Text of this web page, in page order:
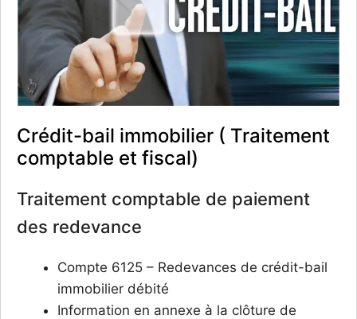
Crédit-bail immobilier ( Traitement
comptable et fiscal)
Traitement comptable de paiement
des redevance
Compte 6125 – Redevances de crédit-bail
immobilier débité
Information en annexe à la clôture de